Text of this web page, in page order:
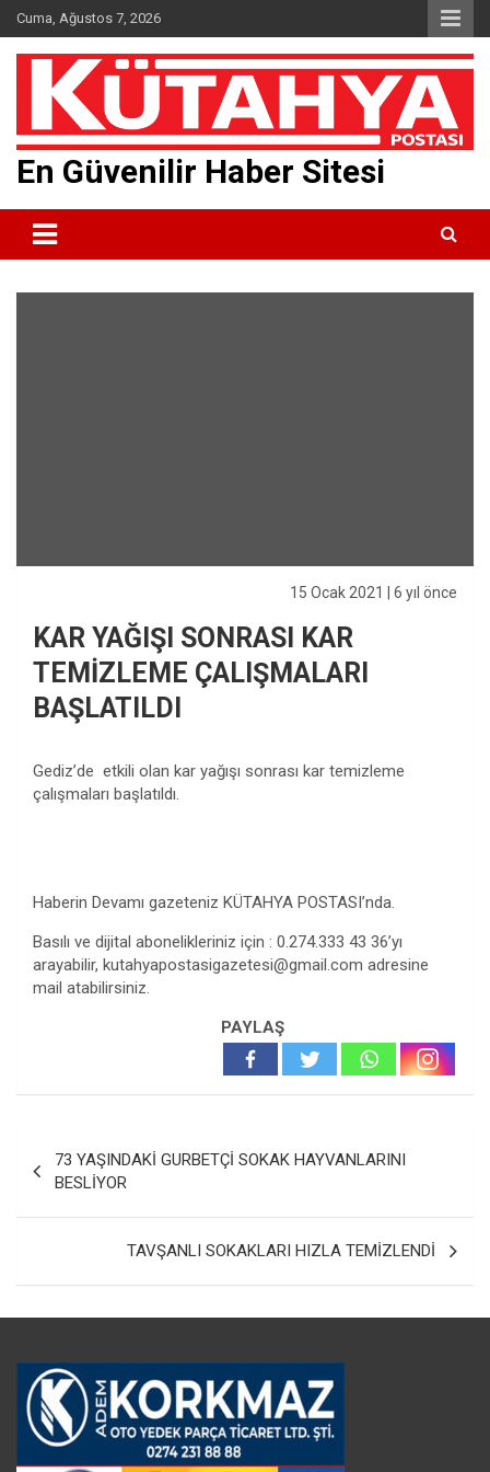
Skip
to
content
Cuma, Ağustos 7, 2026
En Güvenilir Haber Sitesi
15 Ocak 2021 | 6 yıl önce
KAR YAĞIŞI SONRASI KAR
TEMİZLEME ÇALIŞMALARI
BAŞLATILDI
Gediz’de etkili olan kar yağışı sonrası kar temizleme
çalışmaları başlatıldı.
Haberin Devamı gazeteniz KÜTAHYA POSTASI’nda.
Basılı ve dijital abonelikleriniz için : 0.274.333 43 36’yı
arayabilir, kutahyapostasigazetesi@gmail.com adresine
mail atabilirsiniz.
PAYLAŞ
gezinmesi
73 YAŞINDAKİ GURBETÇİ SOKAK HAYVANLARINI
BESLİYOR
TAVŞANLI SOKAKLARI HIZLA TEMİZLENDİ